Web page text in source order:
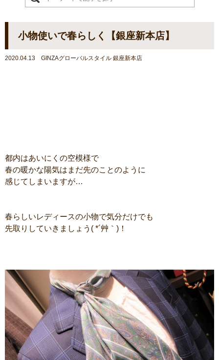
小物使いで春らしく【銀座新本店】
2020.04.13 GINZAグローバルスタイル 銀座新本店
都内はあいにくの空模様で
春の暖かな陽気はまだ先のことのように
感じてしまいますが…
春らしいレディースの小物で気分だけでも
先取りしていきましょう( *´艸｀)！